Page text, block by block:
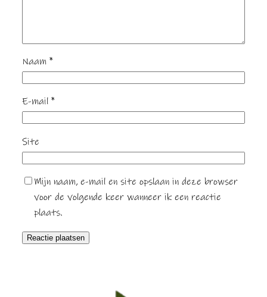
Naam *
E-mail *
Site
Mijn naam, e-mail en site opslaan in deze browser
voor de volgende keer wanneer ik een reactie
plaats.